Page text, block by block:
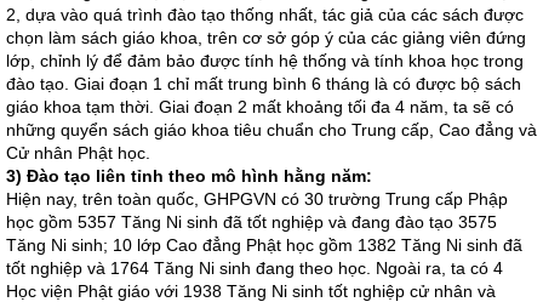
2, dựa vào quá trình đào tạo thống nhất, tác giả của các sách được
chọn làm sách giáo khoa, trên cơ sở góp ý của các giảng viên đứng
lớp, chỉnh lý để đảm bảo được tính hệ thống và tính khoa học trong
đào tạo. Giai đoạn 1 chỉ mất trung bình 6 tháng là có được bộ sách
giáo khoa tạm thời. Giai đoạn 2 mất khoảng tối đa 4 năm, ta sẽ có
những quyển sách giáo khoa tiêu chuẩn cho Trung cấp, Cao đẳng và
Cử nhân Phật học.
3) Đào tạo liên tỉnh theo mô hình hằng năm:
Hiện nay, trên toàn quốc, GHPGVN có 30 trường Trung cấp Phập
học gồm 5357 Tăng Ni sinh đã tốt nghiệp và đang đào tạo 3575
Tăng Ni sinh; 10 lớp Cao đẳng Phật học gồm 1382 Tăng Ni sinh đã
tốt nghiệp và 1764 Tăng Ni sinh đang theo học. Ngoài ra, ta có 4
Học viện Phật giáo với 1938 Tăng Ni sinh tốt nghiệp cử nhân và